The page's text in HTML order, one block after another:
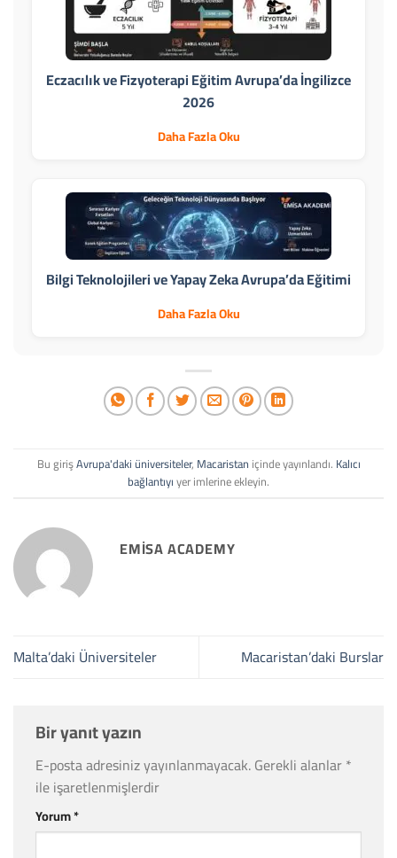
Eczacılık ve Fizyoterapi Eğitim Avrupa’da İngilizce
2026
Daha Fazla Oku
Bilgi Teknolojileri ve Yapay Zeka Avrupa’da Eğitimi
Daha Fazla Oku
Bu girişAvrupa'daki üniversiteler, Macaristan içinde yayınlandı. Kalıcı
bağlantıyıyer imlerine ekleyin.
EMISA ACADEMY
Malta’daki Üniversiteler Macaristan’daki Burslar
Bir yanıt yazın
E-posta adresiniz yayınlanmayacak.Gerekli alanlar*
ile işaretlenmişlerdir
Yorum*